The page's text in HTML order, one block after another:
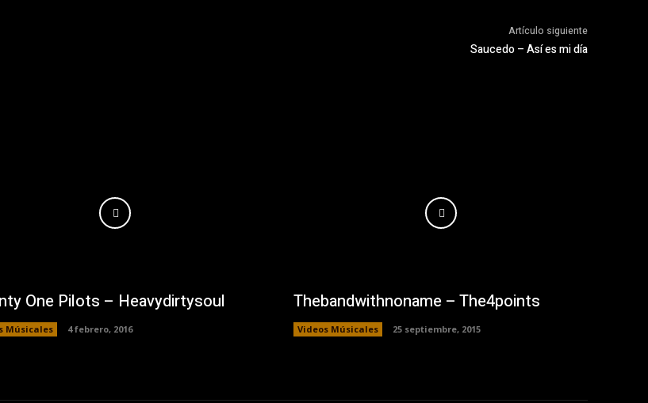
Artículo siguiente
Saucedo – Así es mi día
One Pilots – Heavydirtysoul
Músicales 4 febrero, 2016
Thebandwithnoname – The4points
Videos Músicales 25 septiembre, 2015